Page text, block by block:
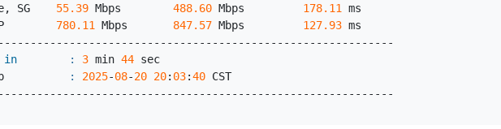
SG 55.39 Mbps 488.60 Mbps 178.11
ms
JP 780.11 Mbps 847.57 Mbps 127.93 ms
in : 3 min 44 sec
: 2025-08-20 20: 03:40 CST